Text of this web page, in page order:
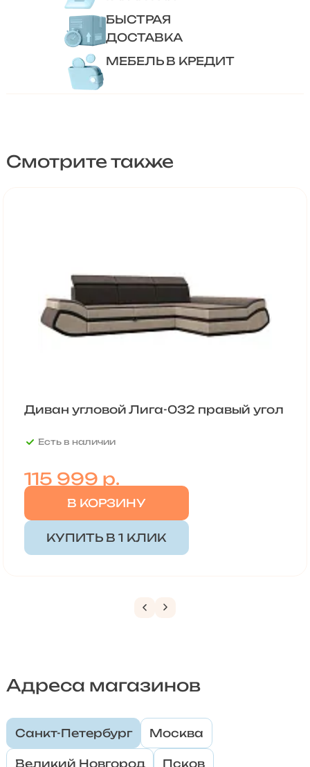
БЫСТРАЯ
ДОСТАВКА
МЕБЕЛЬ В КРЕДИТ
Смотрите также
Диван угловой Лига-032 правый угол
Есть в наличии
115 999 р.
В КОРЗИНУ
КУПИТЬ В 1 КЛИК
Адреса магазинов
Санкт-Петербург Москва
Великий Новгород Псков